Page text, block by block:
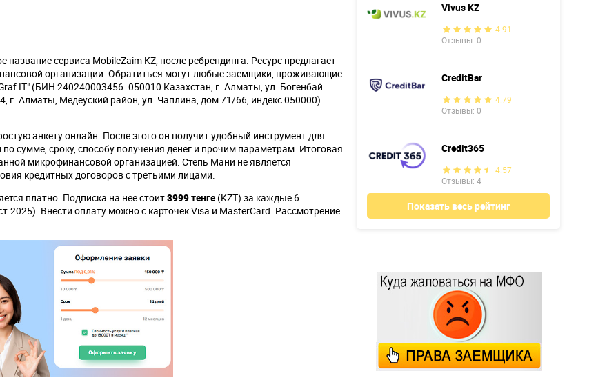
Vivus KZ
4.91
Отзывы: 0
CreditBar
4.79
Отзывы: 0
Credit365
4.57
Отзывы: 4
Показать весь рейтинг
сервиса MobileZaim KZ, после ребрендинга. Ресурс предлагает
организации. Обратиться могут любые заемщики, проживающие
IT" (БИН 240240003456. 050010 Казахстан, г. Алматы, ул. Богенбай
Алматы, Медеуский район, ул. Чаплина, дом 71/66, индекс 050000).
анкету онлайн. После этого он получит удобный инструмент для
сумме, сроку, способу получения денег и прочим параметрам. Итоговая
микрофинансовой организацией. Степь Мани не является
кредитных договоров с третьими лицами.
платно. Подписка на нее стоит3999 тенге(KZT) за каждые 6
Внести оплату можно с карточек Visa и MasterCard. Рассмотрение